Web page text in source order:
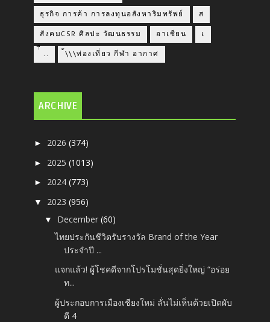
ธุรกิจ การค้า การลงทุนอสังหาริมทรัพย์ ส
สังคมCSR ศิลปะ วัฒนธรรม อาเซียน เ
่่ื​ .. ้\\\ท่องเที่ยว กีฬา อากาศ
ARCHIVE
► 2026(374)
► 2025(1013)
► 2024(773)
▼ 2023(956)
▼ December(60)
ไทยประกันชีวิตรับรางวัล Brand of the Year
ประจำปี ...
แจกแล้ว! ผู้โชคดีจากโปรโมชั่นสุดยิ่งใหญ่ “อร่อย
ท...
ผู้ประกอบการเมืองเชียงใหม่ ลั่นไม่เห็นด้วยเปิดผับ
ตี 4